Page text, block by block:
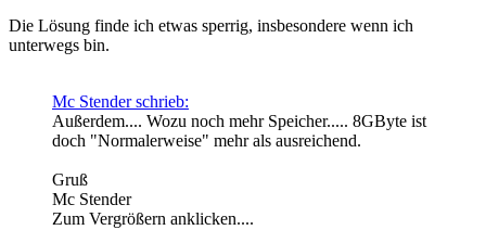
Die Lösung finde ich etwas sperrig, insbesondere wenn ich
unterwegs bin.
Mc Stender schrieb:
Außerdem.... Wozu noch mehr Speicher..... 8GByte ist
doch "Normalerweise" mehr als ausreichend.
Gruß
Mc Stender
Zum Vergrößern anklicken....